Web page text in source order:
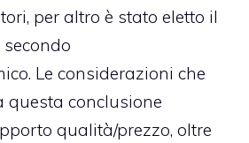
per altro è stato eletto il
. Le considerazioni che
conclusione
qualità/prezzo, oltre